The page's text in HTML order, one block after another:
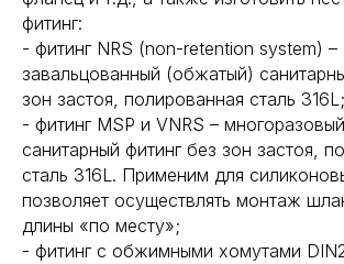
фитинг:
- фитинг NRS (non-retention system) –
завальцованный (обжатый)
зон застоя, полированная сталь 316L;
- фитинг MSP и VNRS –
санитарный фитинг без зон застоя,
сталь 316L. Применим для
позволяет осуществлять монтаж
длины «по месту»;
- фитинг с обжимными хомутами